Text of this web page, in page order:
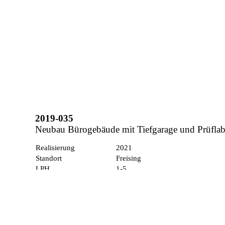
2019-035
Neubau Bürogebäude mit Tiefgarage und
Realisierung
2021
Standort
Freising
LPH
1-5